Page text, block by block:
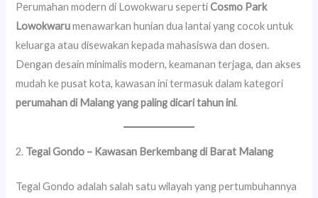
Perumahan modern di Lowokwaru sepertiCosmo Park
Lowokwarumenawarkan hunian dua lantai yang cocok untuk
keluarga atau disewakan kepada mahasiswa dan dosen.
Dengan desain minimalis modern, keamanan terjaga, dan akses
mudah ke pusat kota, kawasan ini termasuk dalam kategori
perumahan di Malang yang paling dicari tahun ini.
2. Tegal Gondo – Kawasan Berkembang di Barat Malang
Tegal Gondo adalah salah satu wilayah yang pertumbuhannya